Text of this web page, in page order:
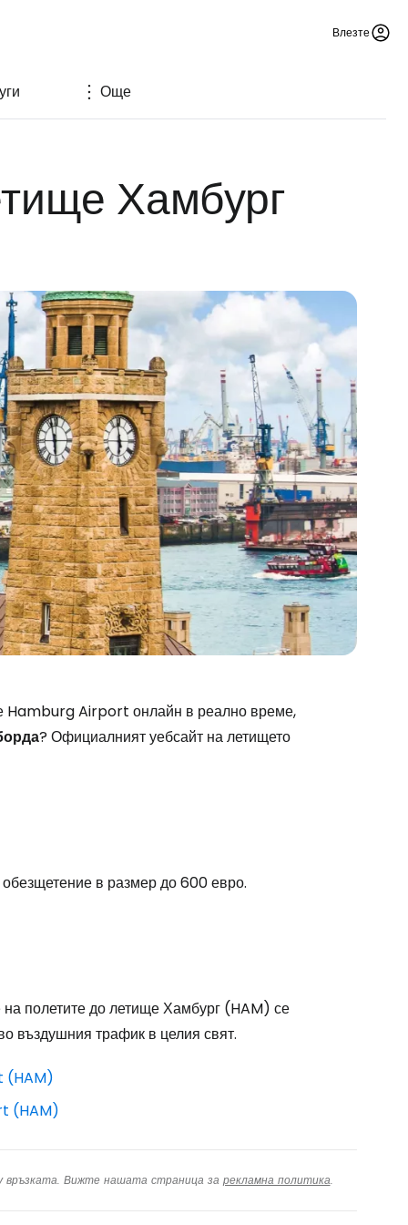
Влезте
Още
Хамбург
Hamburg Airport онлайн в реално време,
? Официалният уебсайт на летището
в размер до 600 евро.
полетите до летище Хамбург (HAM) се
въздушния трафик в целия свят.
(HAM)
(HAM)
връзката. Вижте нашата страница за рекламна политика.
с Facebook